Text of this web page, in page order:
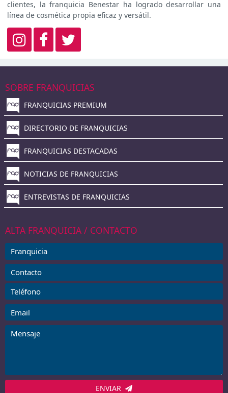
clientes, la franquicia Benestar ha logrado desarrollar una
línea de cosmética propia eficaz y versátil.
SOBRE FRANQUICIAS
FRANQUICIAS PREMIUM
DIRECTORIO DE FRANQUICIAS
FRANQUICIAS DESTACADAS
NOTICIAS DE FRANQUICIAS
ENTREVISTAS DE FRANQUICIAS
ALTA FRANQUICIA / CONTACTO
ENVIAR